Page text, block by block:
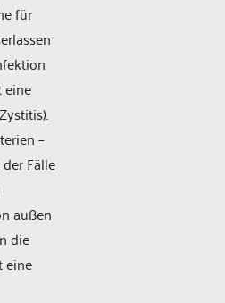
für
eine
–
Fälle
außen
die
eine